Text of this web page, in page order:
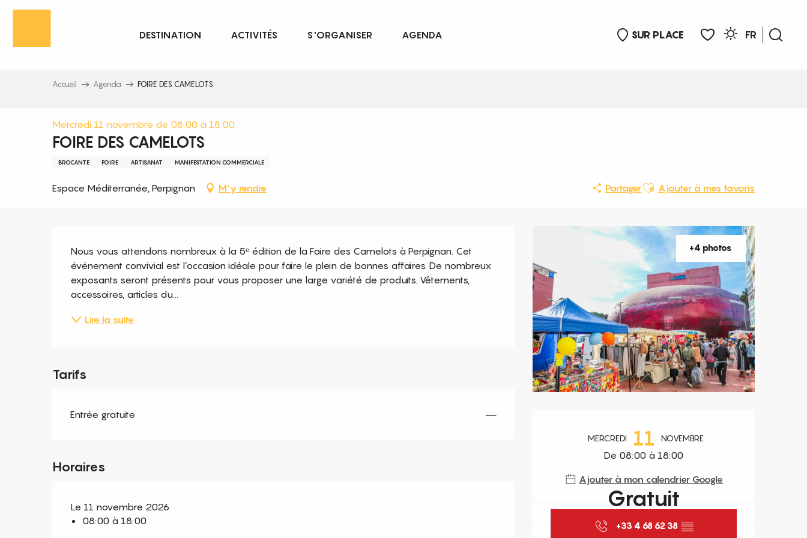
Aller
principal
SUR PLACE
FR
DESTINATION ACTIVITÉS S'ORGANISER AGENDA
Accueil Agenda FOIRE DES CAMELOTS
Mercredi 11 novembre de 08:00 à 18:00
FOIRE DES CAMELOTS
BROCANTE FOIRE ARTISANAT MANIFESTATION COMMERCIALE
Espace Méditerranée, Perpignan M'y rendre PartagerAjouter aux favoris
Ajouter à mes favoris
+4 photos
Ouverture et coordonnées
MERCREDI 11 NOVEMBRE
De 08:00 à 18:00
Ajouter à mon calendrier Google
Gratuit
+33 4 68 62 38 ▒▒
Description
Nous vous attendons nombreux à la 5ᵉ édition de la Foire des Camelots à Perpignan. Cet
événement convivial est l’occasion idéale pour faire le plein de bonnes affaires. De nombreux
exposants seront présents pour vous proposer une large variété de produits. Vêtements,
accessoires, articles du...
Lire la suite
Tarifs
Entrée gratuite —
Horaires
Le 11 novembre 2026
08:00 à 18:00